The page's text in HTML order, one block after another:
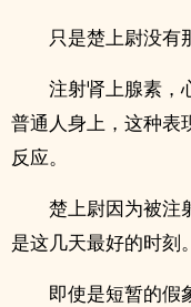
只是楚上尉没有
注射肾上腺素，
普通人身上，这种表
反应。
楚上尉因为被注‎‌‎
是这几天最好的时刻。
即使是短暂的假